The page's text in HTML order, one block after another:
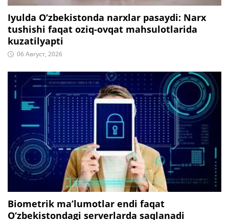
Iyulda O‘zbekistonda narxlar pasaydi: Narx
tushishi faqat oziq-ovqat mahsulotlarida
kuzatilyapti
06 Август, 2026
Biometrik ma’lumotlar endi faqat
O‘zbekistondagi serverlarda saqlanadi